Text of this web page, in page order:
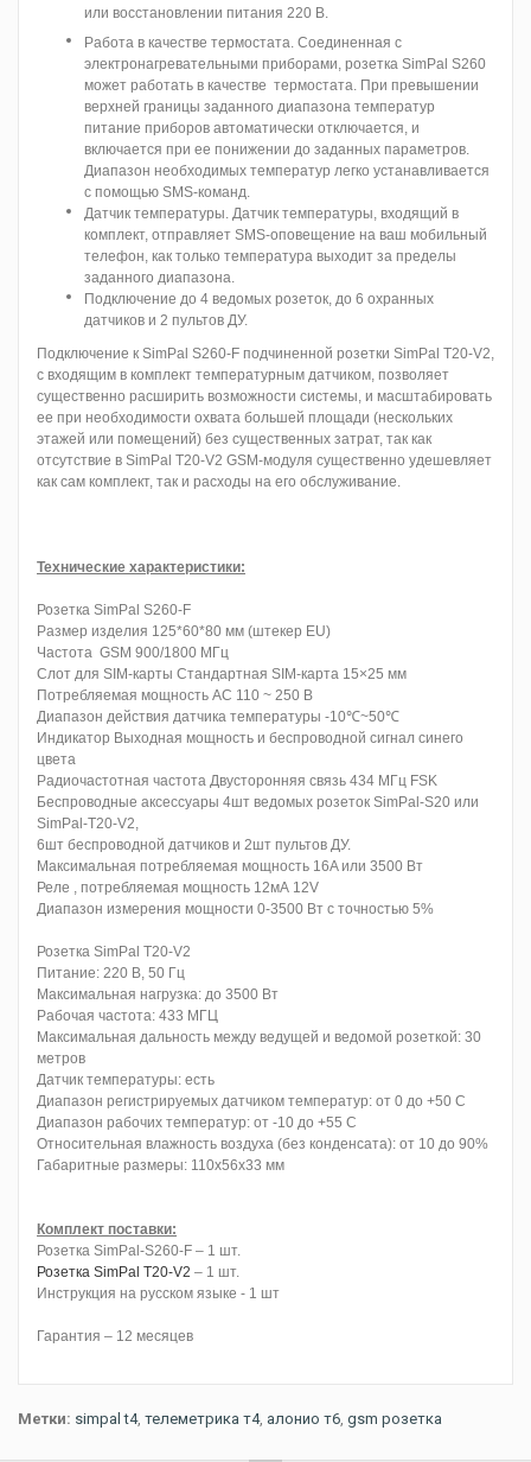
или восстановлении питания 220 В.
Работа в качестве термостата. Соединенная с
электронагревательными приборами, розетка SimPal S260
может работать в качестве термостата. При превышении
верхней границы заданного диапазона температур
питание приборов автоматически отключается, и
включается при ее понижении до заданных параметров.
Диапазон необходимых температур легко устанавливается
с помощью SMS-команд.
Датчик температуры. Датчик температуры, входящий в
комплект, отправляет SMS-оповещение на ваш мобильный
телефон, как только температура выходит за пределы
заданного диапазона.
Подключение до 4 ведомых розеток, до 6 охранных
датчиков и 2 пультов ДУ.
Подключение к SimPal S260-F подчиненной розетки SimPal T20-V2,
с входящим в комплект температурным датчиком, позволяет
существенно расширить возможности системы, и масштабировать
ее при необходимости охвата большей площади (нескольких
этажей или помещений) без существенных затрат, так как
отсутствие в SimPal T20-V2 GSM-модуля существенно удешевляет
как сам комплект, так и расходы на его обслуживание.
Технические характеристики:
Розетка SimPal S260-F
Размер изделия 125*60*80 мм (штекер EU)
Частота GSM 900/1800 МГц
Слот для SIM-карты Стандартная SIM-карта 15×25 мм
Потребляемая мощность AC 110 ~ 250 В
Диапазон действия датчика температуры -10℃~50℃
Индикатор Выходная мощность и беспроводной сигнал синего
цвета
Радиочастотная частота Двусторонняя связь 434 МГц FSK
Беспроводные аксессуары 4шт ведомых розеток SimPal-S20 или
SimPal-T20-V2,
6шт беспроводной датчиков и 2шт пультов ДУ.
Максимальная потребляемая мощность 16A или 3500 Вт
Реле , потребляемая мощность 12мА 12V
Диапазон измерения мощности 0-3500 Вт с точностью 5%
Розетка SimPal T20-V2
Питание: 220 В, 50 Гц
Максимальная нагрузка: до 3500 Вт
Рабочая частота: 433 МГЦ
Максимальная дальность между ведущей и ведомой розеткой: 30
метров
Датчик температуры: есть
Диапазон регистрируемых датчиком температур: от 0 до +50 С
Диапазон рабочих температур: от -10 до +55 С
Относительная влажность воздуха (без конденсата): от 10 до 90%
Габаритные размеры: 110х56х33 мм
Комплект поставки:
Розетка SimPal-S260-F – 1 шт.
Розетка SimPal T20-V2 – 1 шт.
Инструкция на русском языке - 1 шт
Гарантия – 12 месяцев
Метки: simpal t4, телеметрика т4, алонио т6, gsm розетка